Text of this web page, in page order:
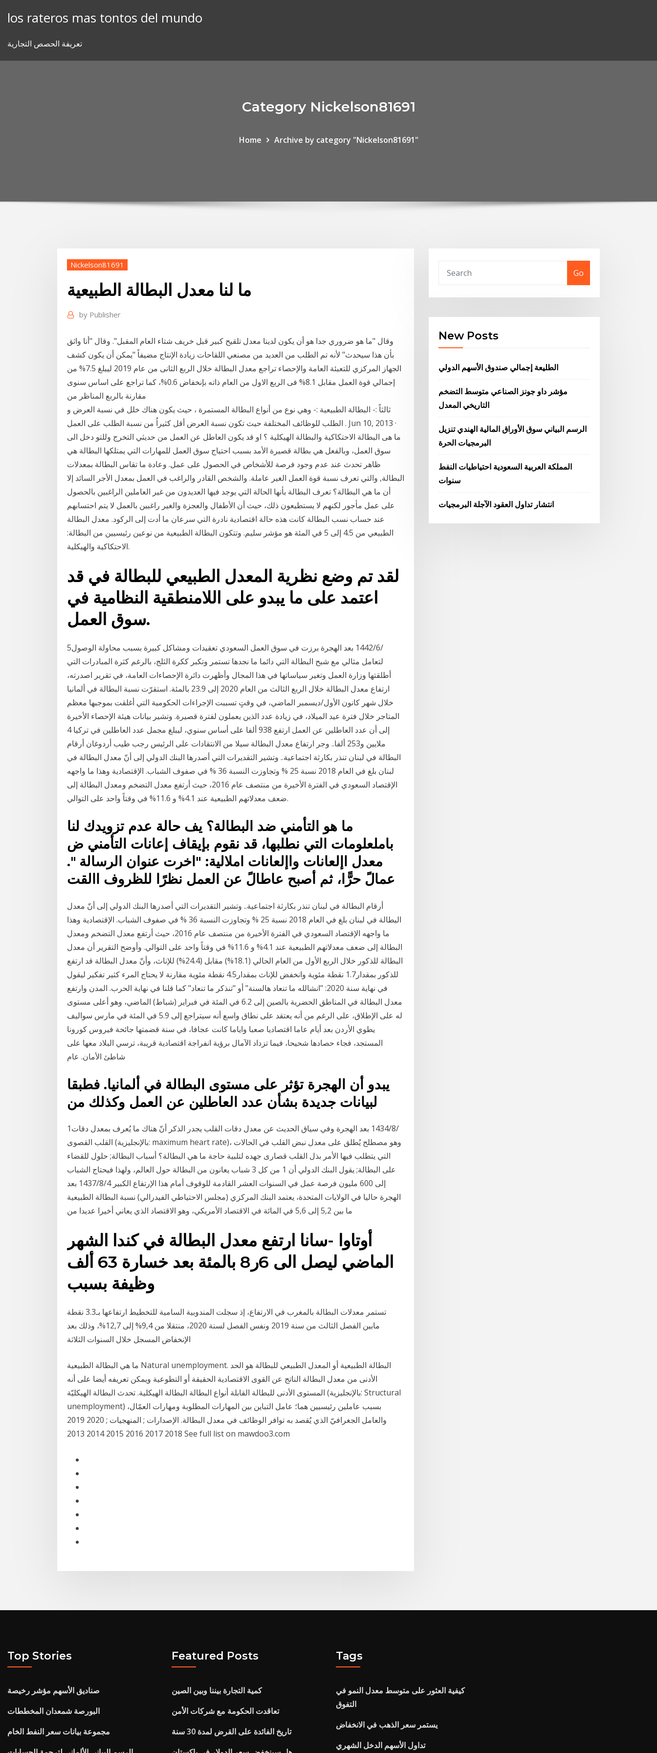
los rateros mas tontos del mundo
تعريفة الحصص التجارية
Category Nickelson81691
Home Archive by category "Nickelson81691"
Nickelson81691
ما لنا معدل البطالة الطبيعية
by Publisher
وقال "ما هو ضروري جدا هو أن يكون لدينا معدل تلقيح كبير قبل خريف شتاء العام المقبل". وقال "أنا واثق
بأن هذا سيحدث" لأنه تم الطلب من العديد من مصنعي اللقاحات زيادة الإنتاج مضيفاً "يمكن أن يكون كشف
الجهاز المركزي للتعبئة العامة والإحصاء تراجع معدل البطالة خلال الربع الثانى من عام 2019 ليبلغ 7.5% من
إجمالي قوة العمل مقابل 8.1% فى الربع الاول من العام ذاته بإنخفاض 0.6%، كما تراجع على اساس سنوى
مقارنة بالربع المناظر من
ثالثاً :- البطالة الطبيعية :- وهي نوع من أنواع البطالة المستمرة ، حيث يكون هناك خلل في نسبة العرض و
الطلب للوظائف المختلفة حيث تكون نسبة العرض أقل كثيراُ من نسبة الطلب على العمل . Jun 10, 2013 ·
ما هى البطالة الاحتكاكية والبطالة الهيكلية ؟ او قد يكون العاطل عن العمل من حديثي التخرج وللتو دخل الى
سوق العمل، وبالفعل هي بطالة قصيرة الأمد بسبب احتياج سوق العمل للمهارات التي يمتلكها البطالة هي
ظاهر تحدث عند عدم وجود فرصة للأشخاص في الحصول على عمل. وعادة ما تقاس البطالة بمعدلات
البطالة, والتي تعرف نسبة قوة العمل الغير عاملة. والشخص القادر والراغب في العمل بمعدل الأجر السائد إلا
أن ما هي البطالة؟ تعرف البطالة بأنها الحالة التي يوجد فيها العديدون من غير العاملين الراغبين بالحصول
على عمل مأجور لكنهم لا يستطيعون ذلك، حيث أن الأطفال والعجزة والغير راغبين بالعمل لا يتم احتسابهم
عند حساب نسب البطالة كانت هذه حالة اقتصادية نادرة التي سرعان ما أدت إلى الركود. معدل البطالة
الطبيعي من 4.5 إلى 5 في المئة هو مؤشر سليم. وتتكون البطالة الطبيعية من نوعين رئيسيين من البطالة:
الاحتكاكية والهيكلية.
لقد تم وضع نظرية المعدل الطبيعي للبطالة في قد
اعتمد على ما يبدو على اللامنطقية النظامية في
سوق العمل.
5‏‏/6‏‏/1442 بعد الهجرة برزت في سوق العمل السعودي تعقيدات ومشاكل كبيرة بسبب محاولة الوصول
لتعامل مثالي مع شبح البطالة التي دائما ما نجدها تستمر وتكبر ككرة الثلج، بالرغم كثرة المبادرات التي
أطلقتها وزارة العمل وتغير سياساتها في هذا المجال وأظهرت دائرة الإحصاءات العامة، في تقرير اصدرته،
ارتفاع معدل البطالة خلال الربع الثالث من العام 2020 إلى 23.9 بالمئة. استقرّت نسبة البطالة في ألمانيا
خلال شهر كانون الأول/ديسمبر الماضي، في وقتٍ تسببت الإجراءات الحكومية التي أغلقت بموجبها معظم
المتاجر خلال فترة عيد الميلاد، في زيادة عدد الذين يعملون لفترة قصيرة. وتشير بيانات هيئة الإحصاء الأخيرة
إلى أن عدد العاطلين عن العمل ارتفع 938 ألفا على أساس سنوي، ليبلغ مجمل عدد العاطلين في تركيا 4
ملايين و253 ألفا.. وجر ارتفاع معدل البطالة سيلا من الانتقادات على الرئيس رجب طيب أردوغان أرقام
البطالة في لبنان تنذر بكارثة اجتماعية.. وتشير التقديرات التي أصدرها البنك الدولي إلى أنّ معدل البطالة في
لبنان بلغ في العام 2018 نسبة 25 % وتجاوزت النسبة 36 % في صفوف الشباب. الإقتصادية وهذا ما واجهه
الإقتصاد السعودي في الفترة الأخيرة من منتصف عام 2016، حيث أرتفع معدل التضخم ومعدل البطالة إلى
ضعف معدلاتهم الطبيعية عند 4.1% و 11.6% في وقتاً واحد على التوالي.
ما هو التأمني ضد البطالة؟ يف حالة عدم تزويدك لنا
باملعلومات التي نطلبها، قد نقوم بإيقاف إعانات التأمني ض
معدل اإلعانات واإلعانات املالية: "اخرت عنوان الرسالة ".
عمالً حرًّا، ثم أصبح عاطالً عن العمل نظرًا للظروف االقت
أرقام البطالة في لبنان تنذر بكارثة اجتماعية.. وتشير التقديرات التي أصدرها البنك الدولي إلى أنّ معدل
البطالة في لبنان بلغ في العام 2018 نسبة 25 % وتجاوزت النسبة 36 % في صفوف الشباب. الإقتصادية وهذا
ما واجهه الإقتصاد السعودي في الفترة الأخيرة من منتصف عام 2016، حيث أرتفع معدل التضخم ومعدل
البطالة إلى ضعف معدلاتهم الطبيعية عند 4.1% و 11.6% في وقتاً واحد على التوالي. وأوضح التقرير أن معدل
البطالة للذكور خلال الربع الأول من العام الحالي (18.1%) مقابل (24.4%) للإناث، وأنّ معدل البطالة قد ارتفع
للذكور بمقدار1.7 نقطة مئوية وانخفض للإناث بمقدار4.5 نقطة مئوية مقارنة لا يحتاج المرء كثير تفكير ليقول
في نهاية سنة 2020: "انشالله ما تنعاد هالسنة" أو "تنذكر ما تنعاد" كما قلنا في نهاية الحرب. المدن وارتفع
معدل البطالة في المناطق الحضرية بالصين إلى 6.2 في المئة في فبراير (شباط) الماضي، وهو أعلى مستوى
له على الإطلاق، على الرغم من أنه يعتقد على نطاق واسع أنه سيتراجع إلى 5.9 في المئة في مارس سواليف
يطوي الأردن بعد أيام عاما اقتصاديا صعبا واياما كانت عجافا، في سنة قضمتها جائحة فيروس كورونا
المستجد، فجاء حصادها شحيحا، فيما تزداد الآمال برؤية انفراجة اقتصادية قريبة، ترسي البلاد معها على
شاطئ الأمان. عام
يبدو أن الهجرة تؤثر على مستوى البطالة في ألمانيا. فطبقا
لبيانات جديدة بشأن عدد العاطلين عن العمل وكذلك من
1‏‏/8‏‏/1434 بعد الهجرة وفي سياق الحديث عن معدل دقات القلب يجدر الذكر أنّ هناك ما يُعرف بمعدل دقات
القلب القصوى (بالإنجليزية: maximum heart rate)، وهو مصطلح يُطلق على معدل نبض القلب في الحالات
التي يتطلب فيها الأمر بذل القلب قصارى جهده لتلبية حاجة ما هي البطالة؟ أسباب البطالة; حلول للقضاء
على البطالة; يقول البنك الدولي أن 1 من كل 3 شباب يعانون من البطالة حول العالم، ولهذا فيحتاج الشباب
إلى 600 مليون فرصة عمل في السنوات العشر القادمة للوقوف أمام هذا الإرتفاع الكبير 4‏‏/8‏‏/1437 بعد
الهجرة حاليا في الولايات المتحدة، يعتمد البنك المركزي (مجلس الاحتياطي الفيدرالي) نسبة البطالة الطبيعية
ما بين 5,2 إلى 5,6 في المائة في الاقتصاد الأمريكي، وهو الاقتصاد الذي يعاني أخيرا عديدا من
أوتاوا -سانا ارتفع معدل البطالة في كندا الشهر
الماضي ليصل الى 6ر8 بالمئة بعد خسارة 63 ألف
وظيفة بسبب
تستمر معدلات البطالة بالمغرب في الارتفاع، إذ سجلت المندوبية السامية للتخطيط ارتفاعها بـ3.3 نقطة
مابين الفصل الثالث من سنة 2019 ونفس الفصل لسنة 2020، منتقلا من 9,4% إلى 12,7%، وذلك بعد
الإنخفاض المسجل خلال السنوات الثلاثة
ما هي البطالة الطبيعية Natural unemployment. البطالة الطبيعية أو المعدل الطبيعي للبطالة هو الحد
الأدنى من معدل البطالة الناتج عن القوى الاقتصادية الحقيقة أو التطوعية ويمكن تعريفه أيضا على أنه
المستوى الأدنى للبطالة القابلة أنواع البطالة البطالة الهيكلية. تحدث البطالة الهيكليّة (بالإنجليزية: Structural
unemployment) بسبب عاملين رئيسيين هما؛ عامل التباين بين المهارات المطلوبة ومهارات العمّال،
والعامل الجغرافيّ الذي يُقصد به توافر الوظائف في معدل البطالة. الإصدارات ; المنهجيات ; 2020 2019
2018 2017 2016 2015 2014 2013 See full list on mawdoo3.com
Go
New Posts
الطليعة إجمالي صندوق الأسهم الدولي
مؤشر داو جونز الصناعي متوسط ​​التضخم
التاريخي المعدل
الرسم البياني سوق الأوراق المالية الهندي تنزيل
البرمجيات الحرة
المملكة العربية السعودية احتياطيات النفط
سنوات
انتشار تداول العقود الآجلة البرمجيات
Top Stories
صناديق الأسهم مؤشر رخيصة
البورصة شمعدان المخططات
مجموعة بيانات سعر النفط الخام
Featured Posts
كمية التجارة بيننا وبين الصين
تعاقدت الحكومة مع شركات الأمن
تاريخ الفائدة على القرض لمدة 30 سنة
Tags
كيفية العثور على متوسط ​​معدل النمو في
التفوق
يستمر سعر الذهب في الانخفاض
تداول الأسهم الدخل الشهري